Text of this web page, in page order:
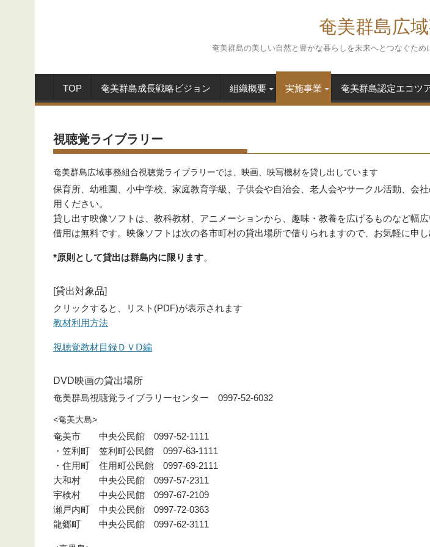
奄美群島広
奄美群島の美しい自然と豊かな暮らしを未来へとつなぐた
TOP 奄美群島成長戦略ビジョン 組織概要 実施事業 奄美群島認定エコツ
視聴覚ライブラリー
奄美群島広域事務組合視聴覚ライブラリーでは、映画、映写機材を貸し出しています
保育所、幼稚園、小中学校、家庭教育学級、子供会や自治会、老人会やサークル活動、会
用ください。
貸し出す映像ソフトは、教科教材、アニメーションから、趣味・教養を広げるものなど幅広
借用は無料です。映像ソフトは次の各市町村の貸出場所で借りられますので、お気軽に申し
*原則として貸出は群島内に限ります。
[貸出対象品]
クリックすると、リスト(PDF)が表示されます
教材利用方法
視聴覚教材目録ＤＶⅮ編
DVD映画の貸出場所
奄美群島視聴覚ライブラリーセンター 0997-52-6032
<奄美大島>
奄美市 中央公民館 0997-52-1111
・笠利町 笠利町公民館 0997-63-1111
・住用町 住用町公民館 0997-69-2111
大和村 中央公民館 0997-57-2311
宇検村 中央公民館 0997-67-2109
瀬戸内町 中央公民館 0997-72-0363
龍郷町 中央公民館 0997-62-3111